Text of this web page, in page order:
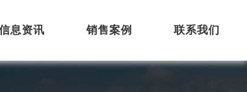
息资讯 销售案例 联系我们